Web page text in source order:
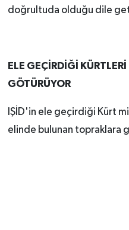
doğrultuda olduğu dile
ELE GEÇİRDİĞİ
GÖTÜRÜYOR
IŞİD'in ele geçirdiği Kürt
elinde bulunan topraklara